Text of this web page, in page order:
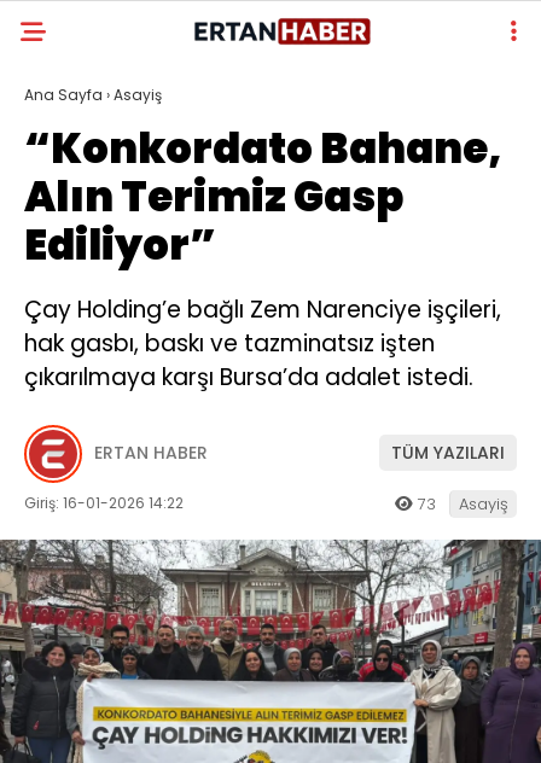
Ana Sayfa ›Asayiş
“Konkordato Bahane,
Alın Terimiz Gasp
Ediliyor”
Çay Holding’e bağlı Zem Narenciye işçileri,
hak gasbı, baskı ve tazminatsız işten
çıkarılmaya karşı Bursa’da adalet istedi.
ERTAN HABER TÜM YAZILARI
Giriş: 16-01-2026 14:22 73 Asayiş